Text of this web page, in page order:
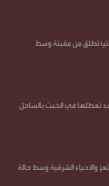
صاروخًا حو.ثيًا تُطلق من مقبنة وسط
تعطلها في الخبت بالساحل
والأحياء الشرقية وسط حالة